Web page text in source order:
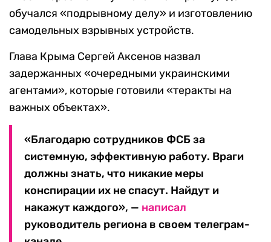
обучался «подрывному делу» и изготовлению
самодельных взрывных устройств.
Глава Крыма Сергей Аксенов назвал
задержанных «очередными украинскими
агентами», которые готовили «теракты на
важных объектах».
«Благодарю сотрудников ФСБ за
системную, эффективную работу. Враги
должны знать, что никакие меры
конспирации их не спасут. Найдут и
накажут каждого», — написал
руководитель региона в своем телеграм-